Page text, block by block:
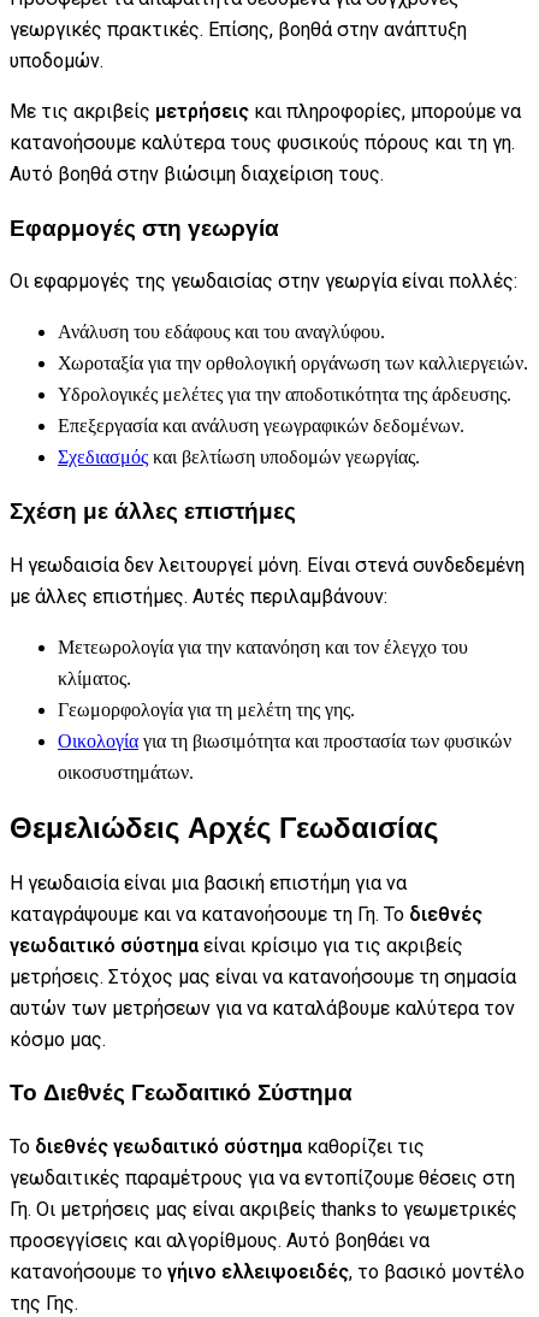
γεωργικές πρακτικές. Επίσης, βοηθά στην ανάπτυξη
υποδομών.
Με τις ακριβείς μετρήσεις και πληροφορίες, μπορούμε να
κατανοήσουμε καλύτερα τους φυσικούς πόρους και τη γη.
Αυτό βοηθά στην βιώσιμη διαχείριση τους.
Εφαρμογές στη γεωργία
Οι εφαρμογές της γεωδαισίας στην γεωργία είναι πολλές:
Ανάλυση του εδάφους και του αναγλύφου.
Χωροταξία για την ορθολογική οργάνωση των καλλιεργειών.
Υδρολογικές μελέτες για την αποδοτικότητα της άρδευσης.
Επεξεργασία και ανάλυση γεωγραφικών δεδομένων.
Σχεδιασμός και βελτίωση υποδομών γεωργίας.
Σχέση με άλλες επιστήμες
Η γεωδαισία δεν λειτουργεί μόνη. Είναι στενά συνδεδεμένη
με άλλες επιστήμες. Αυτές περιλαμβάνουν:
Μετεωρολογία για την κατανόηση και τον έλεγχο του
κλίματος.
Γεωμορφολογία για τη μελέτη της γης.
Οικολογία για τη βιωσιμότητα και προστασία των φυσικών
οικοσυστημάτων.
Θεμελιώδεις Αρχές Γεωδαισίας
Η γεωδαισία είναι μια βασική επιστήμη για να
καταγράψουμε και να κατανοήσουμε τη Γη. Το διεθνές
γεωδαιτικό σύστημα είναι κρίσιμο για τις ακριβείς
μετρήσεις. Στόχος μας είναι να κατανοήσουμε τη σημασία
αυτών των μετρήσεων για να καταλάβουμε καλύτερα τον
κόσμο μας.
Το Διεθνές Γεωδαιτικό Σύστημα
Το διεθνές γεωδαιτικό σύστημα καθορίζει τις
γεωδαιτικές παραμέτρους για να εντοπίζουμε θέσεις στη
Γη. Οι μετρήσεις μας είναι ακριβείς thanks to γεωμετρικές
προσεγγίσεις και αλγορίθμους. Αυτό βοηθάει να
κατανοήσουμε το γήινο ελλειψοειδές, το βασικό μοντέλο
της Γης.